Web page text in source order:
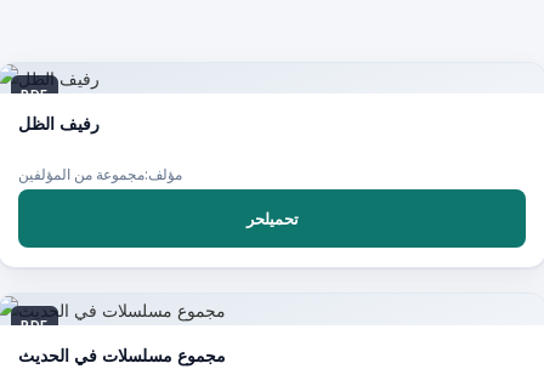
PDF
رفيف الظل
مؤلف:مجموعة من المؤلفين
تحميلحر
PDF
مجموع مسلسلات في الحديث